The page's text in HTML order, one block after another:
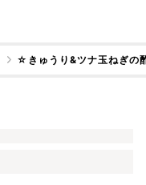
☆きゅうり&ツナ玉ねぎの